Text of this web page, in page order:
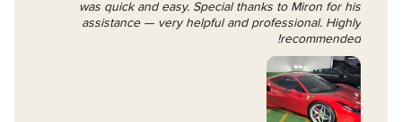
was quick and easy. Special thanks to Miron for his
assistance — very helpful and professional. Highly
recommended!